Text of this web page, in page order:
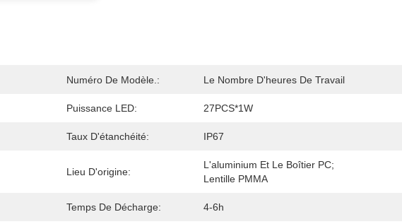
Numéro De Modèle.: Le Nombre D'heures De Travail
Puissance LED: 27PCS*1W
Taux D'étanchéité: IP67
Lieu D'origine:
L'aluminium Et Le Boîtier PC;
Lentille PMMA
Temps De Décharge: 4-6h